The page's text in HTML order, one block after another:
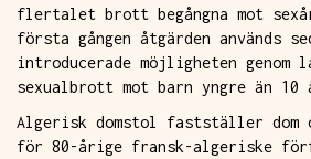
flertalet brott begångna mot
första gången åtgärden används
introducerade möjligheten genom
sexualbrott mot barn yngre än 10
Algerisk domstol fastställer dom
för 80-årige fransk-algeriske